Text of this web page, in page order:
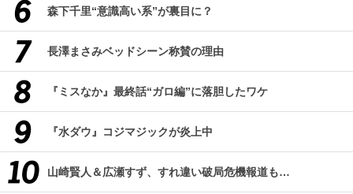
森下千里“意識高い系”が裏目に？
長澤まさみベッドシーン称賛の理由
『ミスなか』最終話“ガロ編”に落胆したワケ
『水ダウ』コジマジックが炎上中
山崎賢人＆広瀬すず、すれ違い破局危機報道も…